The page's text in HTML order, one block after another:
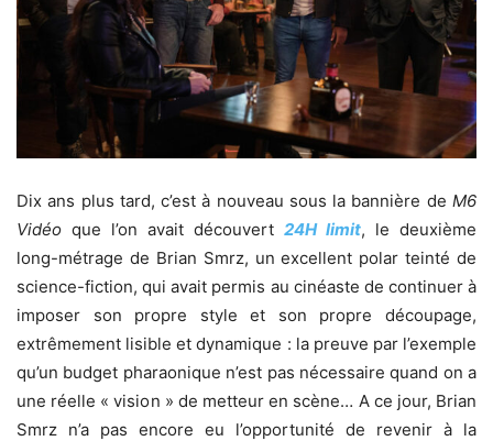
Dix ans plus tard, c’est à nouveau sous la bannière de M6
Vidéo que l’on avait découvert 24H limit, le deuxième
long-métrage de Brian Smrz, un excellent polar teinté de
science-fiction, qui avait permis au cinéaste de continuer à
imposer son propre style et son propre découpage,
extrêmement lisible et dynamique : la preuve par l’exemple
qu’un budget pharaonique n’est pas nécessaire quand on a
une réelle « vision » de metteur en scène… A ce jour, Brian
Smrz n’a pas encore eu l’opportunité de revenir à la